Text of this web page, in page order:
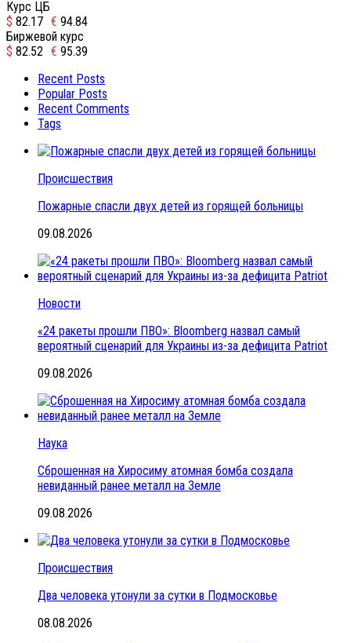
Курс ЦБ
$ 82.17 € 94.84
Биржевой курс
$ 82.52 € 95.39
Recent Posts
Popular Posts
Recent Comments
Tags
Происшествия
Пожарные спасли двух детей из горящей больницы
09.08.2026
Новости
«24 ракеты прошли ПВО»: Bloomberg назвал самый
вероятный сценарий для Украины из-за дефицита Patriot
09.08.2026
Наука
Сброшенная на Хиросиму атомная бомба создала
невиданный ранее металл на Земле
09.08.2026
Происшествия
Два человека утонули за сутки в Подмосковье
08.08.2026